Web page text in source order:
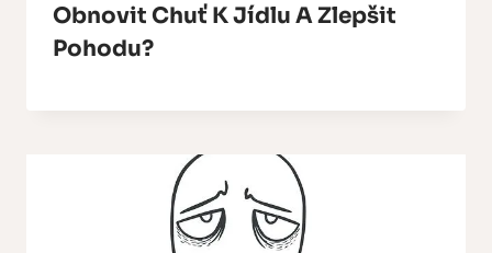
Obnovit Chuť K Jídlu A Zlepšit
Pohodu?